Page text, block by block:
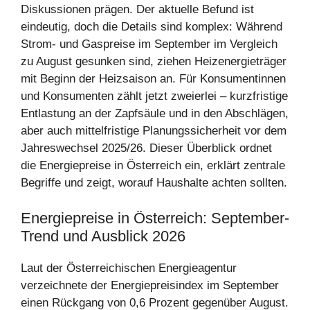
Diskussionen prägen. Der aktuelle Befund ist
eindeutig, doch die Details sind komplex: Während
Strom- und Gaspreise im September im Vergleich
zu August gesunken sind, ziehen Heizenergieträger
mit Beginn der Heizsaison an. Für Konsumentinnen
und Konsumenten zählt jetzt zweierlei – kurzfristige
Entlastung an der Zapfsäule und in den Abschlägen,
aber auch mittelfristige Planungssicherheit vor dem
Jahreswechsel 2025/26. Dieser Überblick ordnet
die Energiepreise in Österreich ein, erklärt zentrale
Begriffe und zeigt, worauf Haushalte achten sollten.
Energiepreise in Österreich: September-
Trend und Ausblick 2026
Laut der Österreichischen Energieagentur
verzeichnete der Energiepreisindex im September
einen Rückgang von 0,6 Prozent gegenüber August.